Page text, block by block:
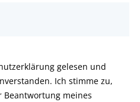
gelesen und
Ich stimme zu,
Beantwortung meines